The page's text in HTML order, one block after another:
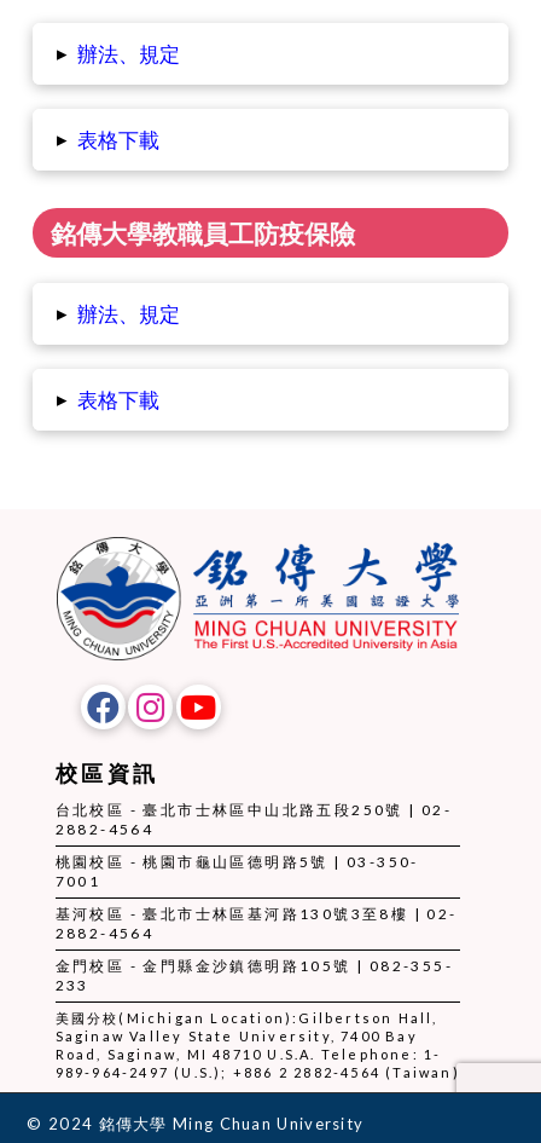
▸ 辦法、規定
▸ 表格下載
銘傳大學教職員工防疫保險
▸ 辦法、規定
▸ 表格下載
校區資訊
台北校區 - 臺北市士林區中山北路五段250號 | 02-
2882-4564
桃園校區 - 桃園市龜山區德明路5號 | 03-350-
7001
基河校區 - 臺北市士林區基河路130號3至8樓 | 02-
2882-4564
金門校區 - 金門縣金沙鎮德明路105號 | 082-355-
233
美國分校(Michigan Location):Gilbertson Hall,
Saginaw Valley State University, 7400 Bay
Road, Saginaw, MI 48710 U.S.A. Telephone: 1-
989-964-2497 (U.S.); +886 2 2882-4564 (Taiwan)
© 2024 銘傳大學 Ming Chuan University